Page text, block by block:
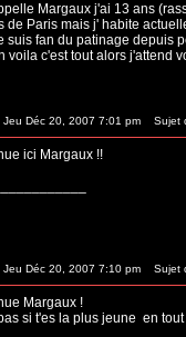
Margaux j'ai 13 ans
de Paris mais j' habite
suis fan du patinage depuis
voila c'est tout alors j'attend
Jeu Déc 20, 2007 7:01 pm Sujet
ici Margaux !!
Jeu Déc 20, 2007 7:10 pm Sujet
Margaux !
si t'es la plus jeune en